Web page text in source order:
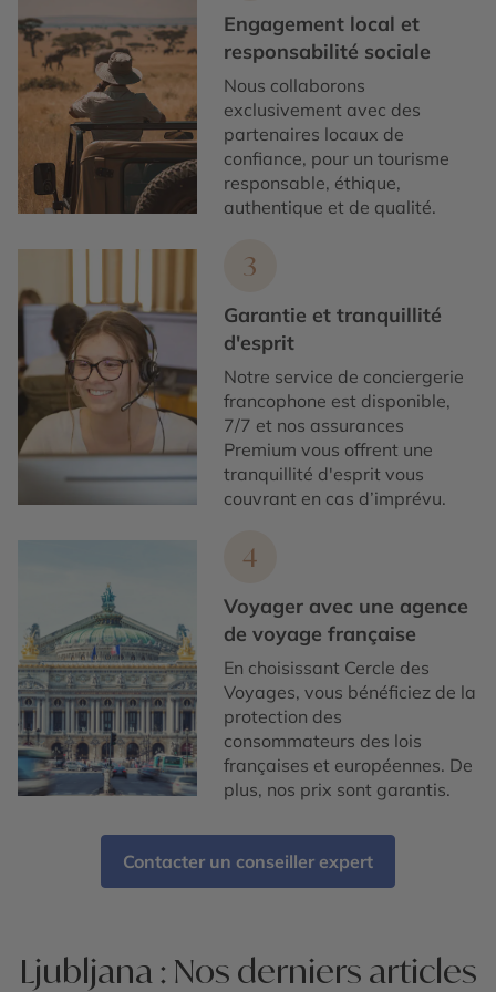
Engagement local et
responsabilité sociale
Nous collaborons
exclusivement avec des
partenaires locaux de
confiance, pour un tourisme
responsable, éthique,
authentique et de qualité.
3
Garantie et tranquillité
d'esprit
Notre service de conciergerie
francophone est disponible,
7/7 et nos assurances
Premium vous offrent une
tranquillité d'esprit vous
couvrant en cas d’imprévu.
4
Voyager avec une agence
de voyage française
En choisissant Cercle des
Voyages, vous bénéficiez de la
protection des
consommateurs des lois
françaises et européennes. De
plus, nos prix sont garantis.
Contacter un conseiller expert
Ljubljana : Nos derniers articles